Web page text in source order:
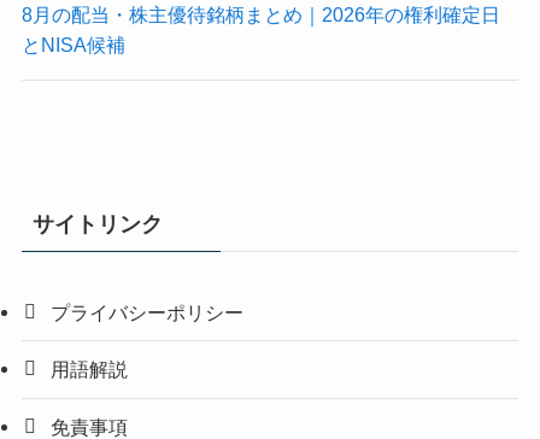
8月の配当・株主優待銘柄まとめ｜2026年の権利確定日
とNISA候補
サイトリンク
プライバシーポリシー
用語解説
免責事項